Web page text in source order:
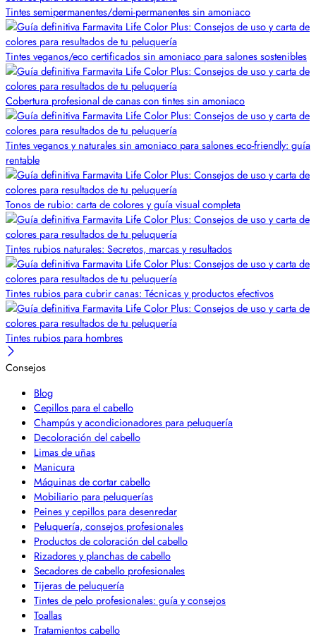
Tintes semipermanentes/demi-permanentes sin amoniaco
Tintes veganos/eco certificados sin amoniaco para salones sostenibles
Cobertura profesional de canas con tintes sin amoniaco
Tintes veganos y naturales sin amoniaco para salones eco-friendly: guía
rentable
Tonos de rubio: carta de colores y guía visual completa
Tintes rubios naturales: Secretos, marcas y resultados
Tintes rubios para cubrir canas: Técnicas y productos efectivos
Tintes rubios para hombres
Consejos
Blog
Cepillos para el cabello
Champús y acondicionadores para peluquería
Decoloración del cabello
Limas de uñas
Manicura
Máquinas de cortar cabello
Mobiliario para peluquerías
Peines y cepillos para desenredar
Peluquería, consejos profesionales
Productos de coloración del cabello
Rizadores y planchas de cabello
Secadores de cabello profesionales
Tijeras de peluquería
Tintes de pelo profesionales: guía y consejos
Toallas
Tratamientos cabello